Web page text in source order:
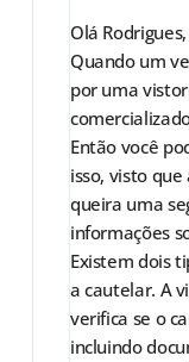
Olá
Quando um
por uma
Então você
isso, visto
queira uma
informações
Existem dois
a cautelar. A
verifica se o
incluindo